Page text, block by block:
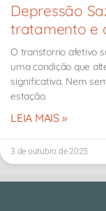
Depressão
tratamento e
O transtorno afetivo
uma condição que
significativa. Nem
estação.
LEIA MAIS »
3 de outubro de 2025